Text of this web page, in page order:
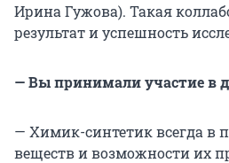
Ирина Гужова). Такая
результат и успешность
— Вы принимали участие в
— Химик-синтетик всегда в
веществ и возможности их